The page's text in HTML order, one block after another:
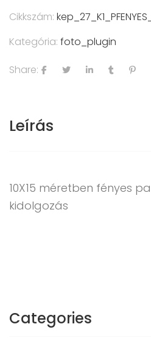
Cikkszám:
Kategória: foto_plugin
Share:
Leírás
10X15 méretben fényes
kidolgozás
Categories